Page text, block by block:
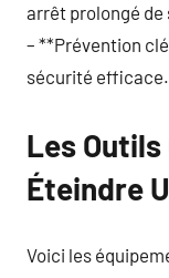
arrêt prolongé de
– **Prévention
sécurité efficace.
Les
Éteindre
Voici les